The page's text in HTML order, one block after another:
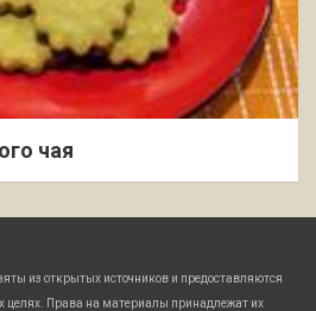
чая
из открытых источников и предоставляются
целях. Права на материалы принадлежат их